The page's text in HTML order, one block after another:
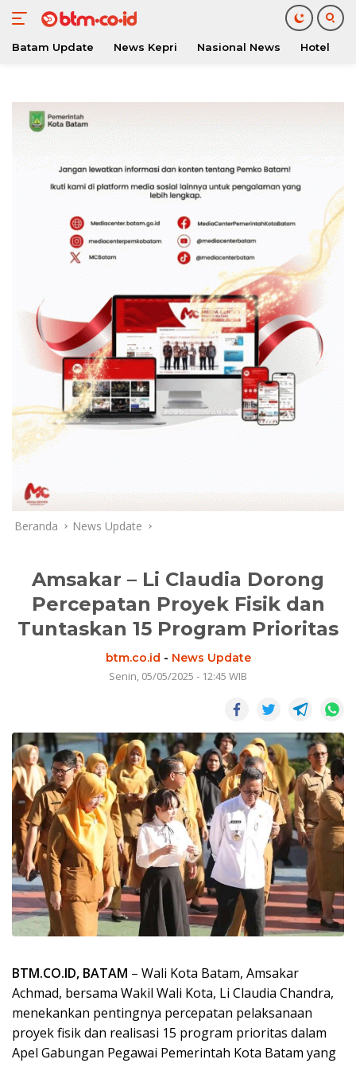
konten
Batam Update News Kepri Nasional News Hotel
Beranda News Update
Amsakar – Li Claudia Dorong
Percepatan Proyek Fisik dan
Tuntaskan 15 Program Prioritas
btm.co.id - News Update
Senin, 05/05/2025 - 12:45 WIB
BTM.CO.ID, BATAM – Wali Kota Batam, Amsakar
Achmad, bersama Wakil Wali Kota, Li Claudia Chandra,
menekankan pentingnya percepatan pelaksanaan
proyek fisik dan realisasi 15 program prioritas dalam
Apel Gabungan Pegawai Pemerintah Kota Batam yang